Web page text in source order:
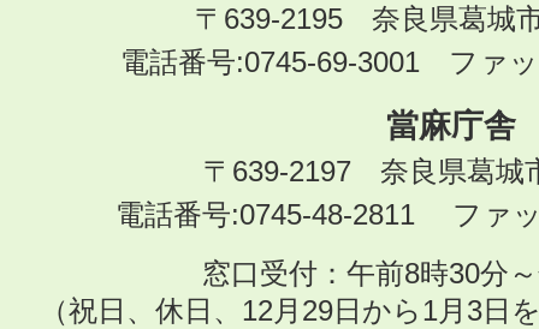
〒639-2195 奈良県葛城
電話番号:0745-69-3001 ファ
當麻庁舎
〒639-2197 奈良県葛城
電話番号:0745-48-2811 ファ
窓口受付：午前8時30分
（祝日、休日、12月29日から1月3日